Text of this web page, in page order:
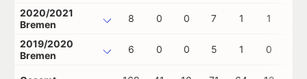
2020/2021
Bremen
8 0 0 7 1 1
2019/2020
Bremen
6 0 0 5 1 0